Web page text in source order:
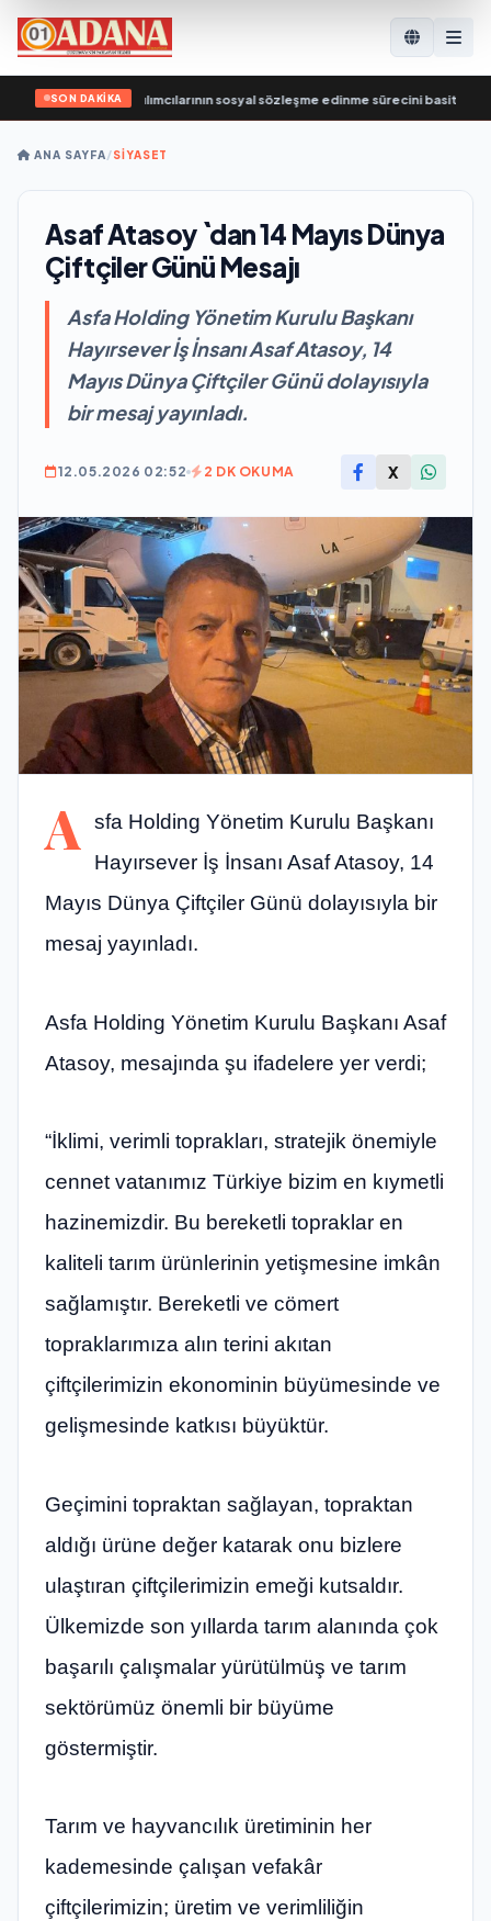
SON DAKİKA
eski SVO katılımcılarının sosyal sözleşme edinme sürecini basitleştirme
ANA SAYFA/SİYASET
Asaf Atasoy `dan 14 Mayıs Dünya
Çiftçiler Günü Mesajı
Asfa Holding Yönetim Kurulu Başkanı
Hayırsever İş İnsanı Asaf Atasoy, 14
Mayıs Dünya Çiftçiler Günü dolayısıyla
bir mesaj yayınladı.
12.05.2026 02:52 2 DK OKUMA X
A
sfa Holding Yönetim Kurulu Başkanı
Hayırsever İş İnsanı Asaf Atasoy, 14
Mayıs Dünya Çiftçiler Günü dolayısıyla bir
mesaj yayınladı.
Asfa Holding Yönetim Kurulu Başkanı Asaf
Atasoy, mesajında şu ifadelere yer verdi;
“İklimi, verimli toprakları, stratejik önemiyle
cennet vatanımız Türkiye bizim en kıymetli
hazinemizdir. Bu bereketli topraklar en
kaliteli tarım ürünlerinin yetişmesine imkân
sağlamıştır. Bereketli ve cömert
topraklarımıza alın terini akıtan
çiftçilerimizin ekonominin büyümesinde ve
gelişmesinde katkısı büyüktür.
Geçimini topraktan sağlayan, topraktan
aldığı ürüne değer katarak onu bizlere
ulaştıran çiftçilerimizin emeği kutsaldır.
Ülkemizde son yıllarda tarım alanında çok
başarılı çalışmalar yürütülmüş ve tarım
sektörümüz önemli bir büyüme
göstermiştir.
Tarım ve hayvancılık üretiminin her
kademesinde çalışan vefakâr
çiftçilerimizin; üretim ve verimliliğin